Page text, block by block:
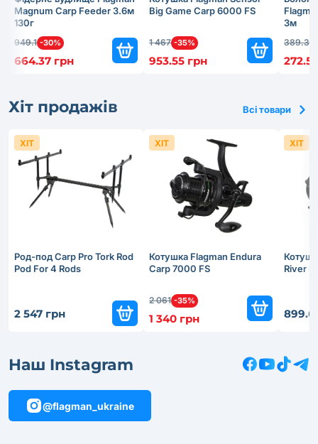
Magnum Carp Feeder 3.6м
130г
949.1 -30%
664.37 грн
Big Game Carp 6000 FS
1 467 -35%
953.55 грн
3м
389.3
Хіт продажів Всі товари
Род-под Carp Pro Tork Rod
Pod For 4 Rods
2 547 грн
ХІТ
Котушка Flagman Endura
Carp 7000 FS
2 061 -35%
1 340 грн
ХІТ
River
899.6
ХІТ
Наш Instagram
@flagman_ukraine